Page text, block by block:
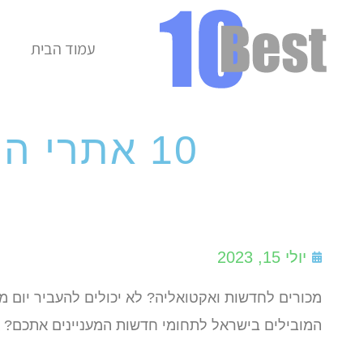
עמוד הבית
10 אתרי החדשות הפופולריים ביותר בישראל
יולי 15, 2023
מכורים לחדשות ואקטואליה? לא יכולים להעביר
המובילים בישראל לתחומי חדשות המעניינים